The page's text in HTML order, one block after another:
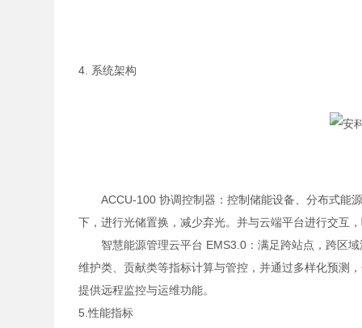
4. 系统架构
ACCU-100 协调控制器：控制储能设备、分布式能
下，进行光储置换，减少弃光。并与云端平台进行交互
智慧能源管理云平台 EMS3.0：满足跨站点，跨区
维护类、贡献类等指标计算与管控，并通过多样化预测
提供远程监控与运维功能。
5.性能指标